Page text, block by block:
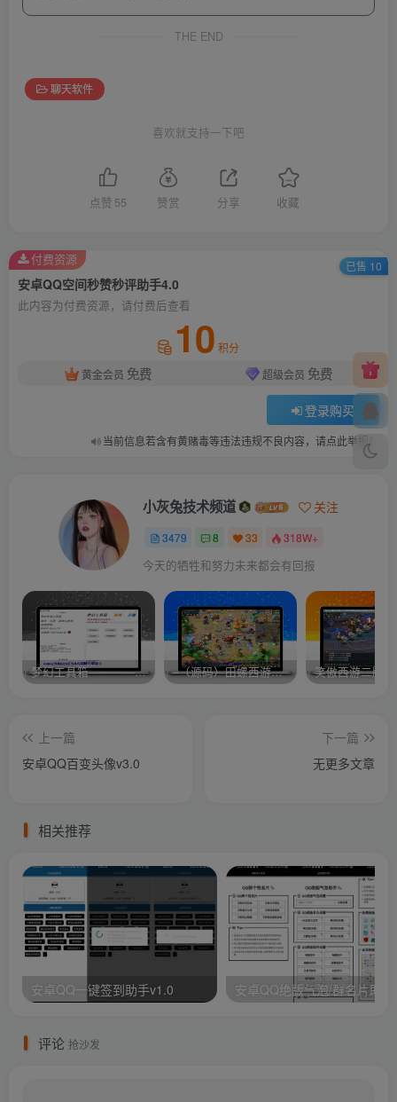
THE END
聊天软件
喜欢就支持一下吧
点赞 55 赞赏 分享 收藏
安卓QQ空间秒赞秒评助手4.0
此内容为付费资源，请付费后查看
10 积分
黄金会员 免费 超级会员 免费
登录购买
当前信息若含有黄赌毒等违法违规不良内容，请点此举报！
付费资源 已售 10
小灰兔技术频道 关注
3479 8 33 318W+
今天的牺牲和努力未来都会有回报
梦幻工具箱————-免费 –（源码）田螺西游9.0 假人摆摊18门派飞升渡劫化圣助战最新BB谛听…. 笑傲西游二版-
上一篇
安卓QQ百变头像v3.0
下一篇
无更多文章
相关推荐
安卓QQ一键签到助手v1.0 安卓QQ绝版气泡/群名片助手
评论 抢沙发